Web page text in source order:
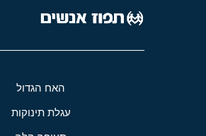
האח הגדול
עגלת תינוקות